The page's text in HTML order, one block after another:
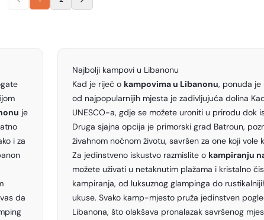
je
i za
da
Najbolji kampovi u Libanonu
Kad je riječ o kampovima u Libanonu, ponuda je
od najpopularnijih mjesta je zadivljujuća dolina
UNESCO-a, gdje se možete uroniti u prirodu dok
Druga sjajna opcija je primorski grad Batroun,
živahnom noćnom životu, savršen za one koji
Za jedinstveno iskustvo razmislite o kampiranju
možete uživati u netaknutim plažama i kristalno
kampiranja, od luksuznog glampinga do
ukuse. Svako kamp-mjesto pruža jedinstven
Libanona, što olakšava pronalazak savršenog